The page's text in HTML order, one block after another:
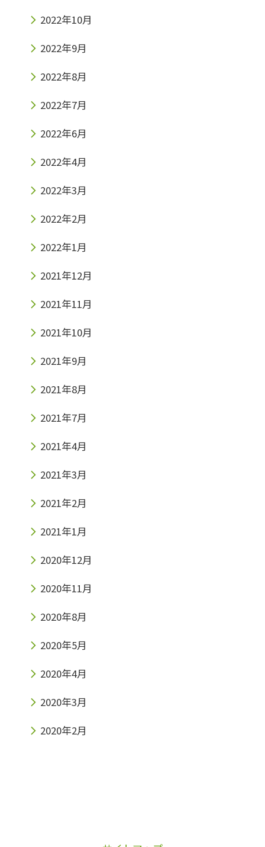
2022年10月
2022年9月
2022年8月
2022年7月
2022年6月
2022年4月
2022年3月
2022年2月
2022年1月
2021年12月
2021年11月
2021年10月
2021年9月
2021年8月
2021年7月
2021年4月
2021年3月
2021年2月
2021年1月
2020年12月
2020年11月
2020年8月
2020年5月
2020年4月
2020年3月
2020年2月